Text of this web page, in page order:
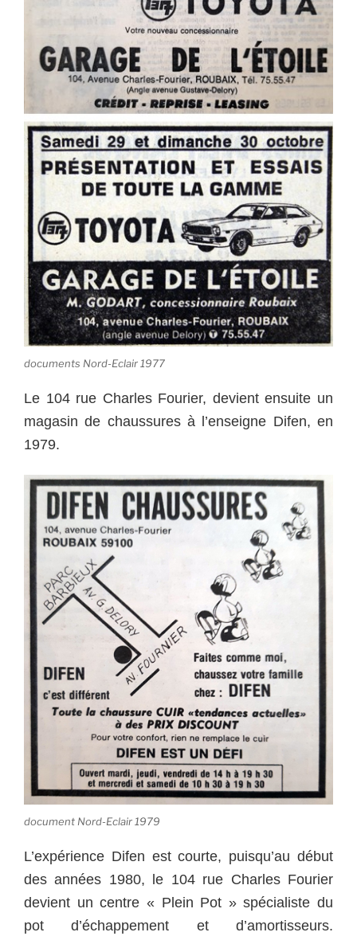
documents Nord-Eclair 1977
Le 104 rue Charles Fourier, devient ensuite un
magasin de chaussures à l’enseigne Difen, en
1979.
document Nord-Eclair 1979
L’expérience Difen est courte, puisqu’au début
des années 1980, le 104 rue Charles Fourier
devient un centre « Plein Pot » spécialiste du
pot d’échappement et d’amortisseurs.